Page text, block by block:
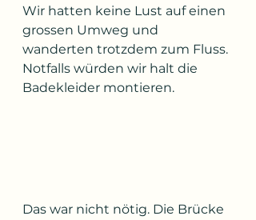
Wir hatten keine Lust auf einen
grossen Umweg und
wanderten trotzdem zum Fluss.
Notfalls würden wir halt die
Badekleider montieren.
Das war nicht nötig. Die Brücke